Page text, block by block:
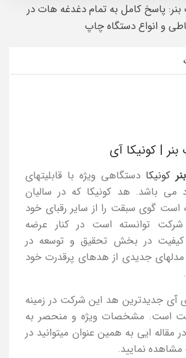
پاسخ کامل به تمام دغدغه هات در
و انواع دستگاه چاپ
| کونیکا آی
کونیکا دستگاهی ویژه با قابلیتهای
می باشد. هد کونیکا که در سالیان
است گوی سبقت را از سایر رقبای خود
شرکت توانسته است در کنار عرضه
در بخش تحقیق و توسعه در
مدلهای جدیدی از هدهای پرقدرت خود
آی جدیدترین هد این شرکت در زمینه
است. مشخصات ویژه و منحصر به
مقاله ایی به همین عنوان میتوانید در
نمایید.